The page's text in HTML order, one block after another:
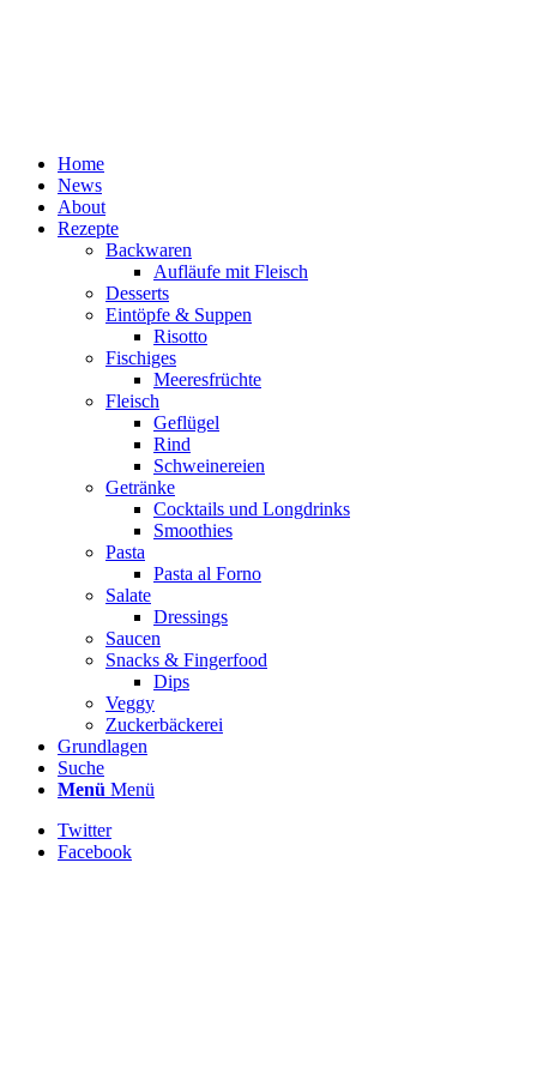
Home
News
About
Rezepte
Backwaren
Aufläufe mit Fleisch
Desserts
Eintöpfe & Suppen
Risotto
Fischiges
Meeresfrüchte
Fleisch
Geflügel
Rind
Schweinereien
Getränke
Cocktails und Longdrinks
Smoothies
Pasta
Pasta al Forno
Salate
Dressings
Saucen
Snacks & Fingerfood
Dips
Veggy
Zuckerbäckerei
Grundlagen
Suche
Menü Menü
Twitter
Facebook